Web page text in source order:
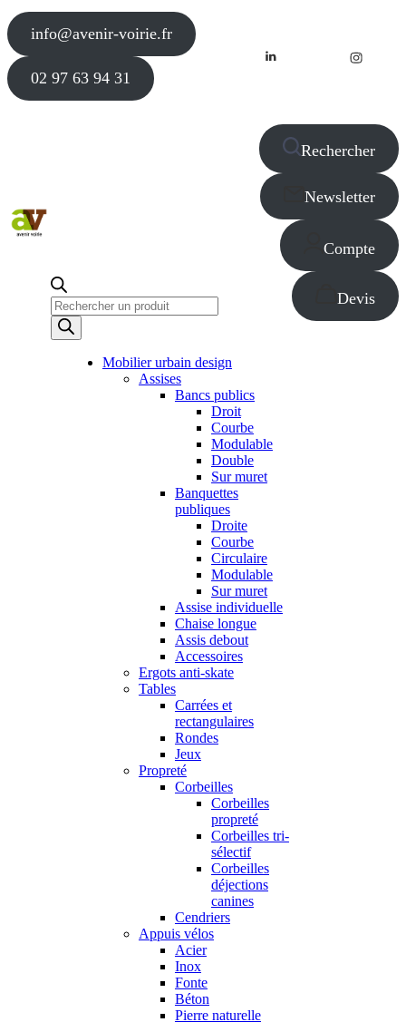
info@avenir-voirie.fr
02 97 63 94 31
Recherche
de
produits
Rechercher
Newsletter
Compte
Devis
Mobilier urbain design
Assises
Bancs publics
Droit
Courbe
Modulable
Double
Sur muret
Banquettes
publiques
Droite
Courbe
Circulaire
Modulable
Sur muret
Assise individuelle
Chaise longue
Assis debout
Accessoires
Ergots anti-skate
Tables
Carrées et
rectangulaires
Rondes
Jeux
Propreté
Corbeilles
Corbeilles
propreté
Corbeilles tri-
sélectif
Corbeilles
déjections
canines
Cendriers
Appuis vélos
Acier
Inox
Fonte
Béton
Pierre naturelle